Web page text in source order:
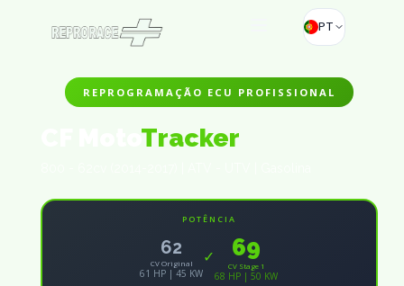
PT
REPROGRAMAÇÃO ECU PROFISSIONAL
Tracker
POTÊNCIA
62
CV Original
61 HP | 45 KW
✓ 69
CV Stage 1
68 HP | 50 KW